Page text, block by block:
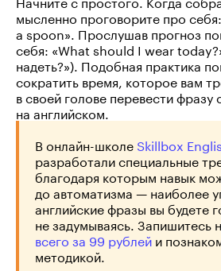
мысленно проговорите про
a spoon». Прослушав прогноз
себя: «What should I wear
надеть?»). Подобная практика
сократить время, которое вам
в своей голове перевести фразу
на английском.
В онлайн-школе Skillbox
разработали специальные
благодаря которым навык
до автоматизма — наиболее
английские фразы вы будете
не задумываясь. Запишитесь
всего за 99 рублей и
методикой.